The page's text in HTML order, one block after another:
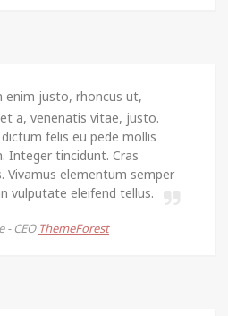
enim justo, rhoncus ut,
a, venenatis vitae, justo.
felis eu pede mollis
Integer tincidunt. Cras
Vivamus elementum semper
vulputate eleifend tellus.
- CEO ThemeForest